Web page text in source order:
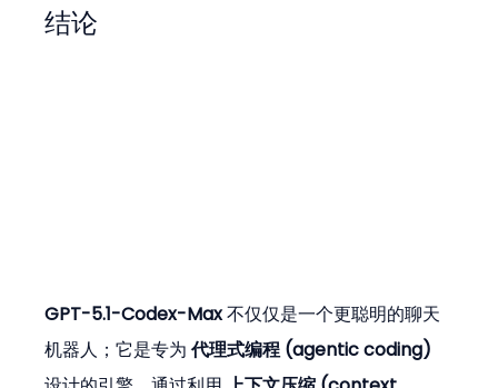
结论
GPT-5.1-Codex-Max 不仅仅是一个更聪明的聊天
机器人；它是专为 代理式编程 (agentic coding)